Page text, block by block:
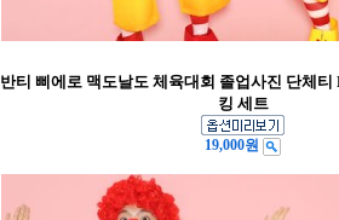
반티 삐에로 맥도날도 체육대회 졸업사진 단체티
킹 세트
19,000원